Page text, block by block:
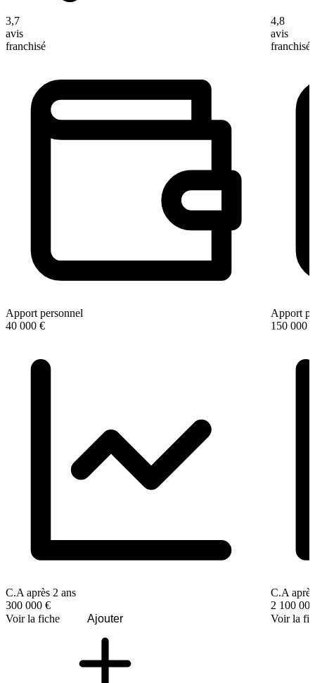
3,7
avis
franchisé
Apport personnel
40 000 €
C.A après 2 ans
300 000 €
Voir la fiche
Ajouter
4,8
avis
franchisé
Apport
150 000 €
C.A
2 100
Voir la